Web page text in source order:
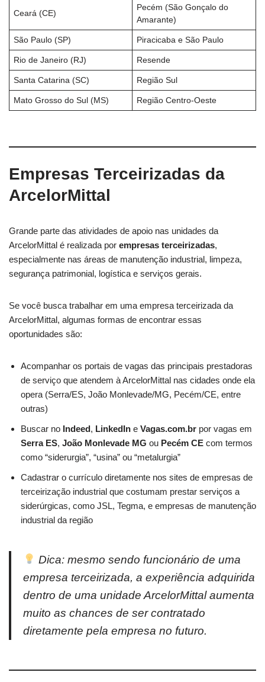
Ceará (CE)
Pecém (São Gonçalo do
Amarante)
São Paulo (SP) Piracicaba e São Paulo
Rio de Janeiro (RJ) Resende
Santa Catarina (SC) Região Sul
Mato Grosso do Sul (MS) Região Centro-Oeste
Empresas Terceirizadas da
ArcelorMittal
Grande parte das atividades de apoio nas unidades da
ArcelorMittal é realizada por empresas terceirizadas,
especialmente nas áreas de manutenção industrial, limpeza,
segurança patrimonial, logística e serviços gerais.
Se você busca trabalhar em uma empresa terceirizada da
ArcelorMittal, algumas formas de encontrar essas
oportunidades são:
Acompanhar os portais de vagas das principais prestadoras
de serviço que atendem à ArcelorMittal nas cidades onde ela
opera (Serra/ES, João Monlevade/MG, Pecém/CE, entre
outras)
Buscar no Indeed, LinkedIn e Vagas.com.br por vagas em
Serra ES, João Monlevade MG ou Pecém CE com termos
como “siderurgia”, “usina” ou “metalurgia”
Cadastrar o currículo diretamente nos sites de empresas de
terceirização industrial que costumam prestar serviços a
siderúrgicas, como JSL, Tegma, e empresas de manutenção
industrial da região
Dica: mesmo sendo funcionário de uma
empresa terceirizada, a experiência adquirida
dentro de uma unidade ArcelorMittal aumenta
muito as chances de ser contratado
diretamente pela empresa no futuro.